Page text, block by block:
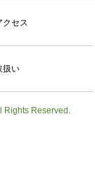
クセス
扱い
Rights Reserved.